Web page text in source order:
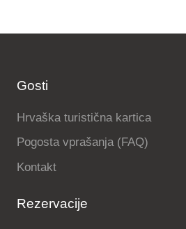
Gosti
Hrvaška turistična kartica
Pogosta vprašanja (FAQ)
Kontakt
Rezervacije